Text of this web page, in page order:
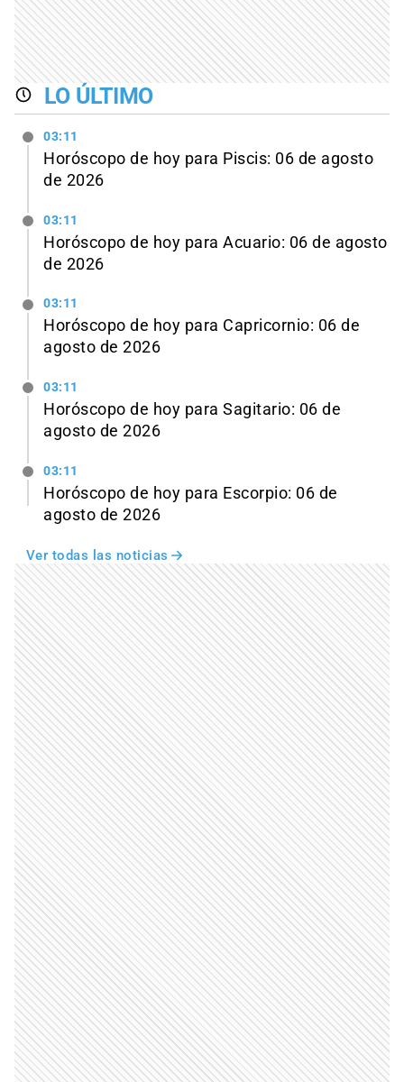
LO ÚLTIMO
03:11
Horóscopo de hoy para Piscis: 06 de agosto
de 2026
03:11
Horóscopo de hoy para Acuario: 06 de agosto
de 2026
03:11
Horóscopo de hoy para Capricornio: 06 de
agosto de 2026
03:11
Horóscopo de hoy para Sagitario: 06 de
agosto de 2026
03:11
Horóscopo de hoy para Escorpio: 06 de
agosto de 2026
Ver todas las noticias